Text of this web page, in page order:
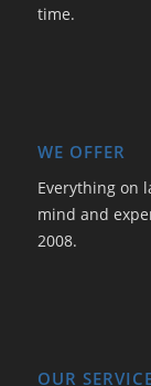
time.
WE OFFER
Everything on
mind and
2008.
OUR